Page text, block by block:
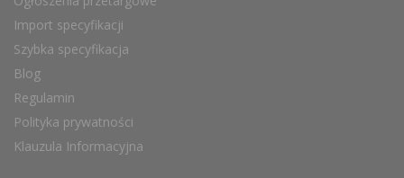
Import specyfikacji
Szybka specyfikacja
Blog
Regulamin
Polityka prywatności
Klauzula Informacyjna